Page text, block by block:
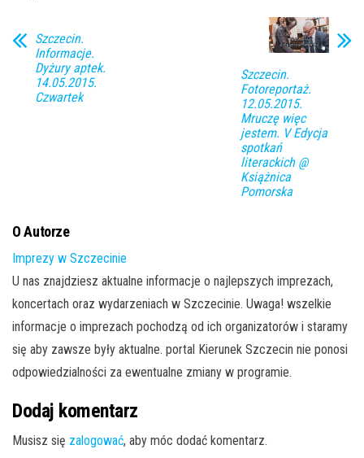
Szczecin.
Informacje.
Dyżury aptek.
14.05.2015.
Czwartek
Szczecin.
Fotoreportaż.
12.05.2015.
Mruczę więc
jestem. V Edycja
spotkań
literackich @
Książnica
Pomorska
O Autorze
Imprezy w Szczecinie
U nas znajdziesz aktualne informacje o najlepszych imprezach,
koncertach oraz wydarzeniach w Szczecinie. Uwaga! wszelkie
informacje o imprezach pochodzą od ich organizatorów i staramy
się aby zawsze były aktualne. portal Kierunek Szczecin nie ponosi
odpowiedzialności za ewentualne zmiany w programie.
Dodaj komentarz
Musisz się zalogować, aby móc dodać komentarz.